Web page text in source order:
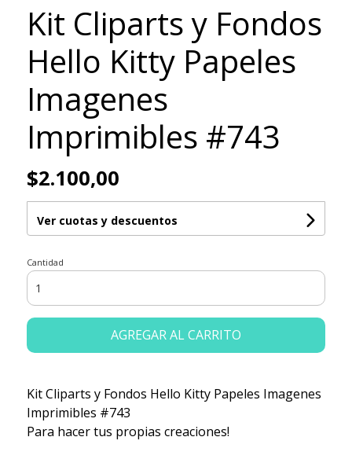
Kit Cliparts y Fondos
Hello Kitty Papeles
Imagenes
Imprimibles #743
$2.100,00
Ver cuotas y descuentos
Cantidad
AGREGAR AL CARRITO
Kit Cliparts y Fondos Hello Kitty Papeles Imagenes
Imprimibles #743
Para hacer tus propias creaciones!